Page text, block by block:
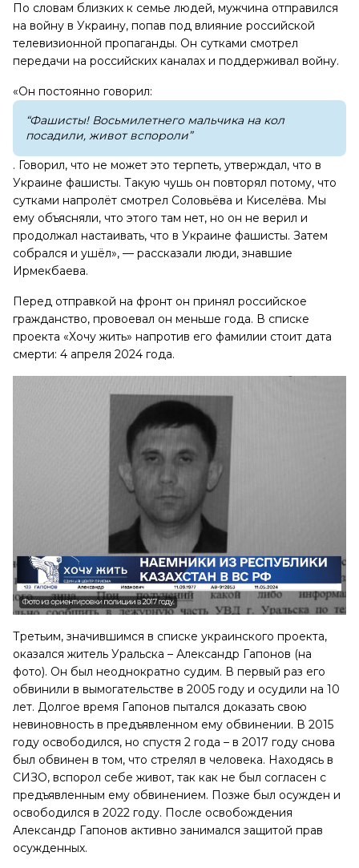
По словам близких к семье людей, мужчина отправился
на войну в Украину, попав под влияние российской
телевизионной пропаганды. Он сутками смотрел
передачи на российских каналах и поддерживал войну.
«Он постоянно говорил:
“Фашисты! Восьмилетнего мальчика на кол
посадили, живот вспороли”
. Говорил, что не может это терпеть, утверждал, что в
Украине фашисты. Такую чушь он повторял потому, что
сутками напролёт смотрел Соловьёва и Киселёва. Мы
ему объясняли, что этого там нет, но он не верил и
продолжал настаивать, что в Украине фашисты. Затем
собрался и ушёл», — рассказали люди, знавшие
Ирмекбаева.
Перед отправкой на фронт он принял российское
гражданство, провоевал он меньше года. В списке
проекта «Хочу жить» напротив его фамилии стоит дата
смерти: 4 апреля 2024 года.
Третьим, значившимся в списке украинского проекта,
оказался житель Уральска – Александр Гапонов (на
фото). Он был неоднократно судим. В первый раз его
обвинили в вымогательстве в 2005 году и осудили на 10
лет. Долгое время Гапонов пытался доказать свою
невиновность в предъявленном ему обвинении. В 2015
году освободился, но спустя 2 года – в 2017 году снова
был обвинен в том, что стрелял в человека. Находясь в
СИЗО, вспорол себе живот, так как не был согласен с
предъявленным ему обвинением. Позже был осужден и
освободился в 2022 году. После освобождения
Александр Гапонов активно занимался защитой прав
осужденных.